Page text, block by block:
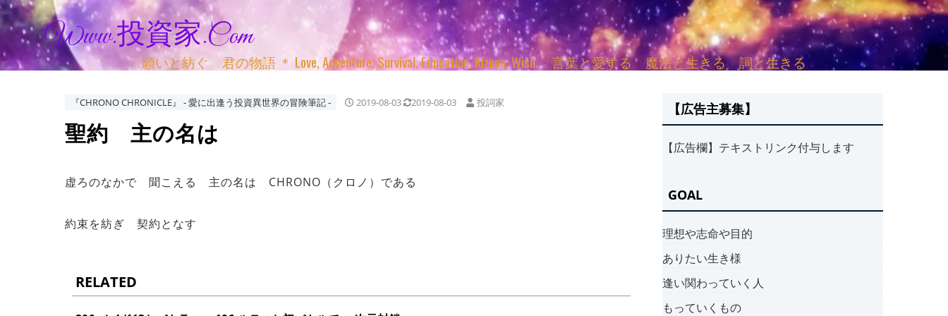
Www.投資家.com
願いと紡ぐ 君の物語 ＊ Love, Adventure, Survival, Education, Kizuna, Wish. 言葉と愛する 魔法と生きる 詞と生きる
『CHRONO CHRONICLE』 ‐ 愛に出逢う投資異世界の冒険筆記 ‐ 2019-08-03 2019-08-03 投詞家
聖約 主の名は
虚ろのなかで 聞こえる 主の名は CHRONO（クロノ）である
約束を紡ぎ 契約となす
RELATED
【広告主募集】
【広告欄】テキストリンク付与します
GOAL
理想や志命や目的
ありたい生き様
逢い関わっていく人
もっていくもの